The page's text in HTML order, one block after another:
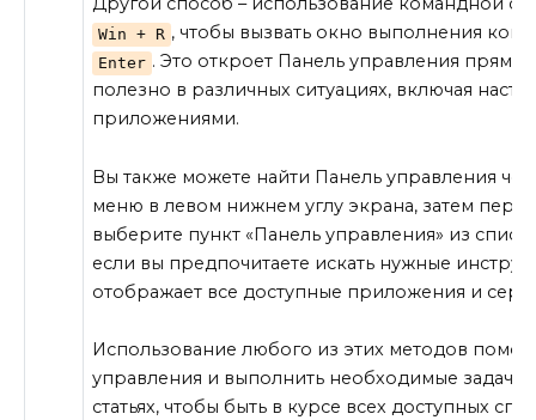
Win + R , чтобы вызвать окно выполнения
Enter . Это откроет Панель управления
полезно в различных ситуациях, включая
приложениями.
Вы также можете найти Панель управления
меню в левом нижнем углу экрана, затем
выберите пункт «Панель управления» из
если вы предпочитаете искать нужные
отображает все доступные приложения и
Использование любого из этих методов
управления и выполнить необходимые
статьях, чтобы быть в курсе всех доступных